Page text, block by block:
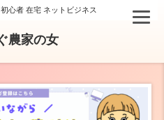
心者 在宅 ネットビジネス
農家の女